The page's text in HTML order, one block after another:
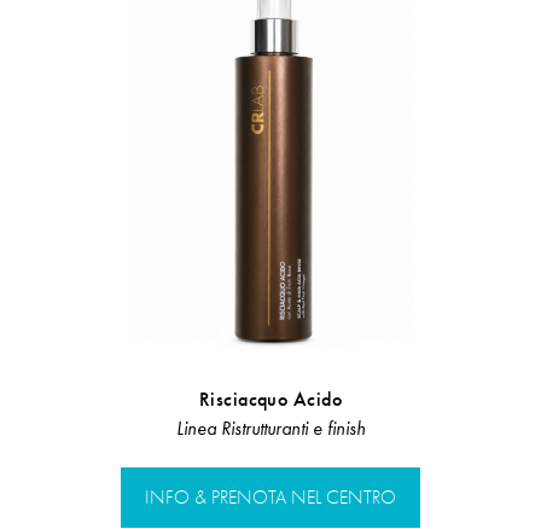
Risciacquo Acido
Linea Ristrutturanti e finish
INFO & PRENOTA NEL CENTRO